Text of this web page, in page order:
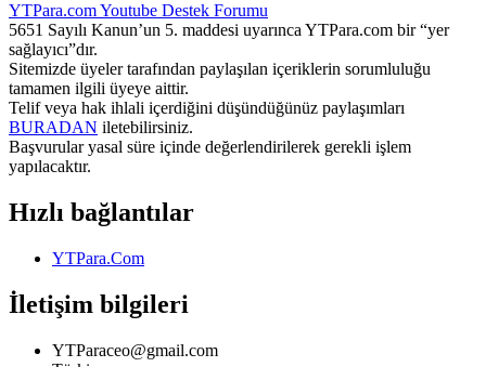
YTPara.comYoutube Destek Forumu
5651 Sayılı Kanun’un 5. maddesi uyarınca YTPara.com bir “yer
sağlayıcı”dır.
Sitemizde üyeler tarafından paylaşılan içeriklerin sorumluluğu
tamamen ilgili üyeye aittir.
Telif veya hak ihlali içerdiğini düşündüğünüz paylaşımları
BURADAN iletebilirsiniz.
Başvurular yasal süre içinde değerlendirilerek gerekli işlem
yapılacaktır.
Hızlı bağlantılar
YTPara.Com
İletişim bilgileri
YTParaceo@gmail.com